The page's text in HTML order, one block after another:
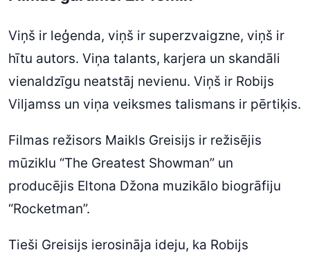
Viņš ir leģenda, viņš ir superzvaigzne, viņš ir
hītu autors. Viņa talants, karjera un skandāli
vienaldzīgu neatstāj nevienu. Viņš ir Robijs
Viljamss un viņa veiksmes talismans ir pērtiķis.
Filmas režisors Maikls Greisijs ir režisējis
mūziklu “The Greatest Showman” un
producējis Eltona Džona muzikālo biogrāfiju
“Rocketman”.
Tieši Greisijs ierosināja ideju, ka Robijs